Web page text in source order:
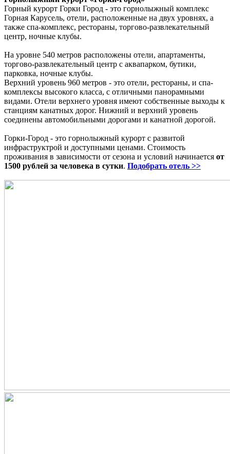
Горный курорт Горки Город - это горнолыжный комплекс
Горная Карусель, отели, расположенные на двух уровнях, а
также спа-комплекс, рестораны, торгово-развлекательный
центр, ночные клубы.
На уровне 540 метров расположены отели, апартаменты,
торгово-развлекательный центр с аквапарком, бутики,
парковка, ночные клубы.
Верхний уровень 960 метров - это отели, рестораны, и спа-
комплексы высокого класса, с отличными панорамными
видами. Отели верхнего уровня имеют собственные выходы к
станциям канатных дорог. Нижний и верхний уровень
соединены автомобильными дорогами и канатной дорогой.
Горки-Город - это горнолыжный курорт с развитой
инфраструктрой и доступными ценами. Стоимость
проживания в зависимости от сезона и условий начинается от
1500 рублей за человека в сутки. Подобрать отель >>